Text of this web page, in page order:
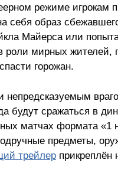
режиме игрокам
себя образ
Майерса или
роли мирных жителей,
горожан.
будут сражаться в
матчах формата «1
предметы,
трейлерприкреплён